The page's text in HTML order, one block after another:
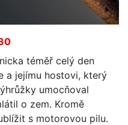
téměř celý den
a jejímu hostovi, který
umocňoval
o zem. Kromě
s motorovou pilu.